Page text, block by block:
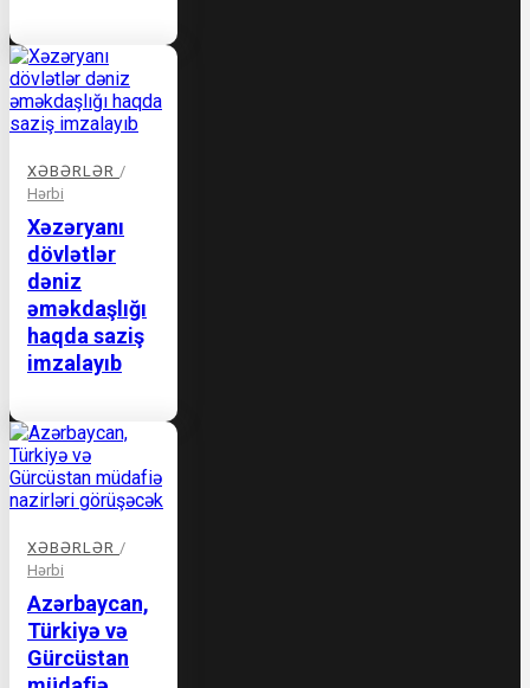
XƏBƏRLƏR /
Hərbi
Xəzəryanı
dövlətlər
dəniz
əməkdaşlığı
haqda saziş
imzalayıb
XƏBƏRLƏR /
Hərbi
Azərbaycan,
Türkiyə və
Gürcüstan